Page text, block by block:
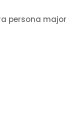
persona major